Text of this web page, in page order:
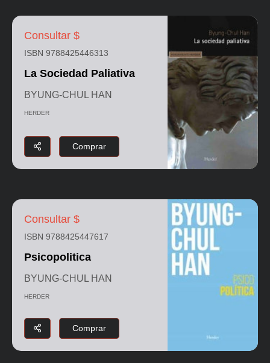
Consultar $
ISBN 9788425446313
La Sociedad Paliativa
BYUNG-CHUL HAN
HERDER
Comprar
Consultar $
ISBN 9788425447617
Psicopolitica
BYUNG-CHUL HAN
HERDER
Comprar